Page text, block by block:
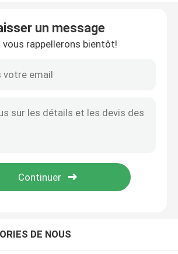
un message
vous rappellerons bientôt!
DE NOUS